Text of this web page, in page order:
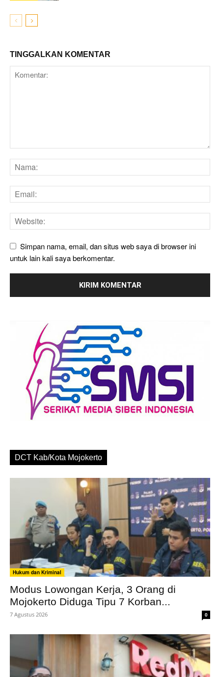
TINGGALKAN KOMENTAR
Simpan nama, email, dan situs web saya di browser ini
untuk lain kali saya berkomentar.
DCT Kab/Kota Mojokerto
Hukum dan Kriminal
Modus Lowongan Kerja, 3 Orang di
Mojokerto Diduga Tipu 7 Korban...
7 Agustus 2026 0